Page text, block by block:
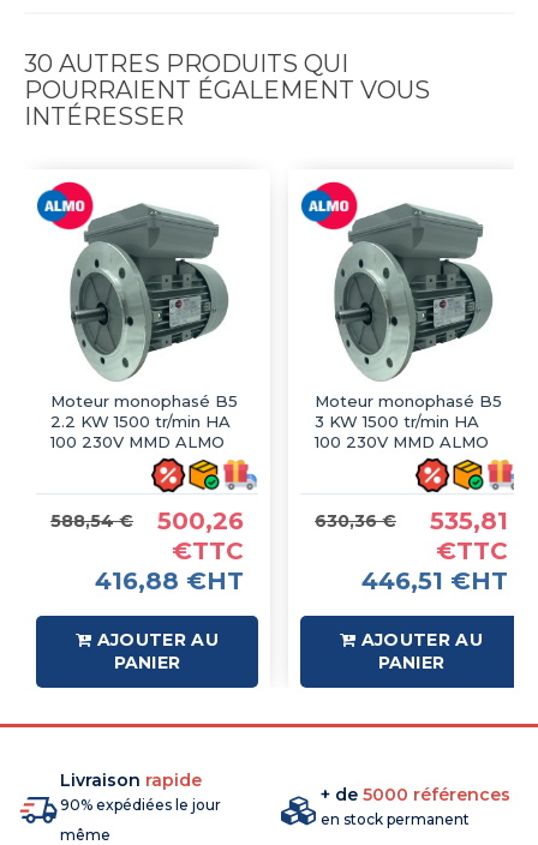
30 AUTRES PRODUITS QUI
POURRAIENT ÉGALEMENT VOUS
INTÉRESSER
Moteur monophasé B5
2.2 KW 1500 tr/min HA
100 230V MMD ALMO
588,54 €
500,26
€TTC
416,88 €HT
AJOUTER AU
PANIER
Moteur monophasé B5
3 KW 1500 tr/min HA
100 230V MMD ALMO
630,36 €
535,81
€TTC
446,51 €HT
AJOUTER AU
PANIER
Livraison rapide
90% expédiées le jour
même
+ de 5000 références
en stock permanent